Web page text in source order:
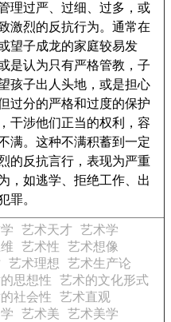
理过严、过细、过多，或
激烈的反抗行为。通常在
望子成龙的家庭较易发
是认为只有严格管教，子
孩子出人头地，或是担心
过分的严格和过度的保护
干涉他们正当的权利，容
满。这种不满积蓄到一定
的反抗言行，表现为严重
，如逃学、拒绝工作、出
罪。
艺术天才
艺术学
艺术性
艺术想像
艺术理想
艺术生产论
思想性
艺术的文化形式
社会性
艺术直观
艺术美
艺术美学